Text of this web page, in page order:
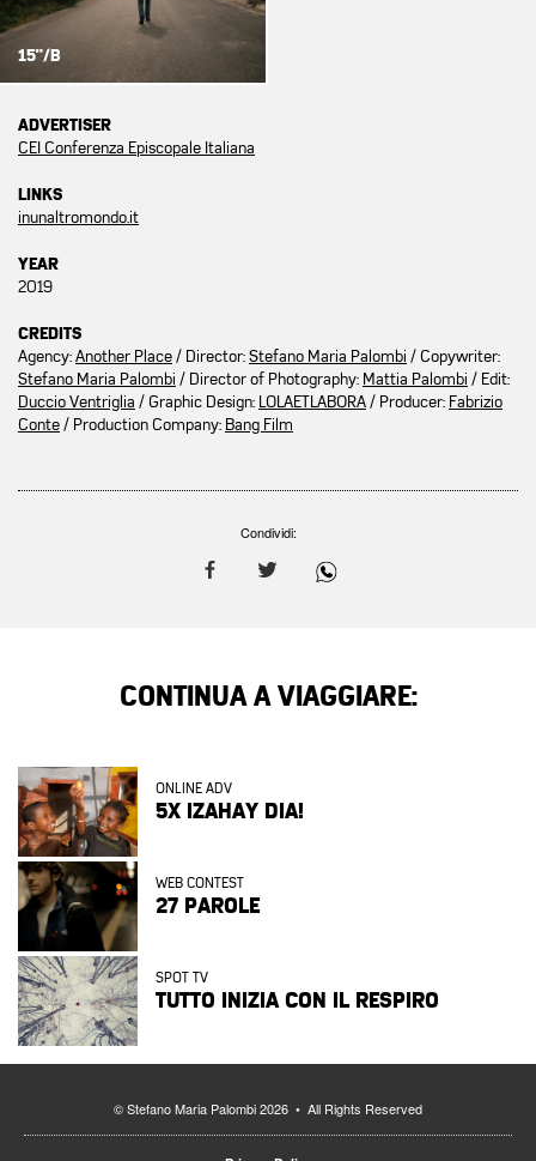
15"/B
ADVERTISER
CEI Conferenza Episcopale Italiana
LINKS
inunaltromondo.it
YEAR
2019
CREDITS
Agency:Another Place/ Director:Stefano Maria Palombi / Copywriter:
Stefano Maria Palombi / Director of Photography: Mattia Palombi / Edit:
Duccio Ventriglia / Graphic Design: LOLAETLABORA/ Producer: Fabrizio
Conte/ Production Company: Bang Film
Condividi:
CONTINUA A VIAGGIARE:
ONLINE ADV
5X IZAHAY DIA!
WEB CONTEST
27 PAROLE
SPOT TV
TUTTO INIZIA CON IL RESPIRO
© Stefano Maria Palombi 2026 • All Rights Reserved